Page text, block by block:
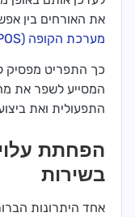
את האורחים בין
מערכת הקופה (POS)
כך התפריט מפסיק
המסייע לשפר את
התפעולית ואת
הפחתת
בשירות
אחד היתרונות